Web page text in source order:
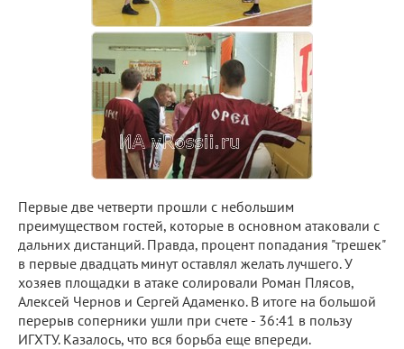
Первые две четверти прошли с небольшим
преимуществом гостей, которые в основном атаковали с
дальних дистанций. Правда, процент попадания "трешек"
в первые двадцать минут оставлял желать лучшего. У
хозяев площадки в атаке солировали Роман Плясов,
Алексей Чернов и Сергей Адаменко. В итоге на большой
перерыв соперники ушли при счете - 36:41 в пользу
ИГХТУ. Казалось, что вся борьба еще впереди.